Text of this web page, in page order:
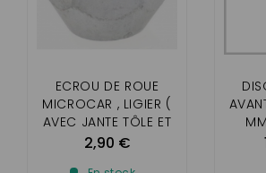
ECROU DE ROUE
MICROCAR , LIGIER (
AVEC JANTE TÔLE ET
JANTE ALU )
2,90 €